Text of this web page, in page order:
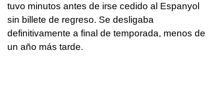
tuvo minutos antes de irse cedido al Espanyol
sin billete de regreso. Se desligaba
definitivamente a final de temporada, menos de
un año más tarde.